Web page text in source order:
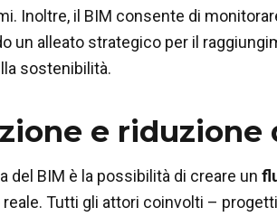
Inoltre, il BIM consente di
un alleato strategico per il
sostenibilità.
e riduzione
del BIM è la possibilità di creare un
Tutti gli attori coinvolti –